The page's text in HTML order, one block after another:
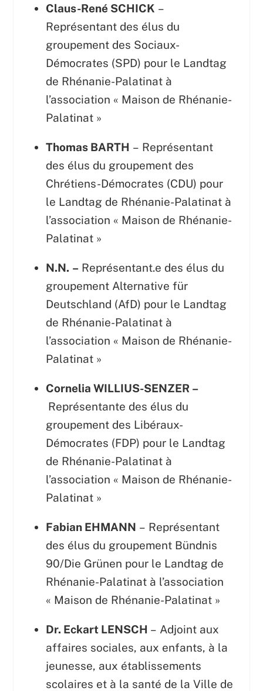
Claus-René SCHICK –
Représentant des élus du
groupement des Sociaux-
Démocrates (SPD) pour le Landtag
de Rhénanie-Palatinat à
l’association « Maison de Rhénanie-
Palatinat »
Thomas BARTH – Représentant
des élus du groupement des
Chrétiens-Démocrates (CDU) pour
le Landtag de Rhénanie-Palatinat à
l’association « Maison de Rhénanie-
Palatinat »
N.N. – Représentant.e des élus du
groupement Alternative für
Deutschland (AfD) pour le Landtag
de Rhénanie-Palatinat à
l’association « Maison de Rhénanie-
Palatinat »
Cornelia WILLIUS-SENZER –
Représentante des élus du
groupement des Libéraux-
Démocrates (FDP) pour le Landtag
de Rhénanie-Palatinat à
l’association « Maison de Rhénanie-
Palatinat »
Fabian EHMANN – Représentant
des élus du groupement Bündnis
90/Die Grünen pour le Landtag de
Rhénanie-Palatinat à l’association
« Maison de Rhénanie-Palatinat »
Dr. Eckart LENSCH – Adjoint aux
affaires sociales, aux enfants, à la
jeunesse, aux établissements
scolaires et à la santé de la Ville de